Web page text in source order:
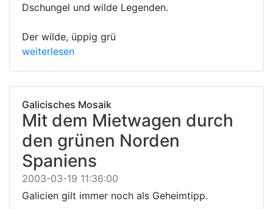
Dschungel und wilde Legenden.
Der wilde, üppig grü
weiterlesen
Galicisches Mosaik
Mit dem Mietwagen durch
den grünen Norden
Spaniens
2003-03-19 11:36:00
Galicien gilt immer noch als Geheimtipp.